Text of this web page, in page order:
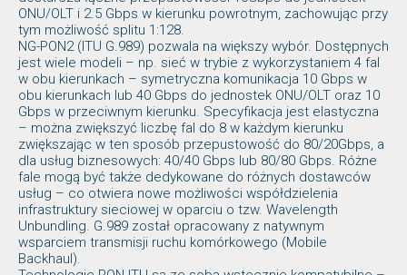
ONU/OLT i 2.5 Gbps w kierunku powrotnym, zachowując przy
tym możliwość splitu 1:128.
NG-PON2 (ITU G.989) pozwala na większy wybór. Dostępnych
jest wiele modeli – np. sieć w trybie z wykorzystaniem 4 fal
w obu kierunkach – symetryczna komunikacja 10 Gbps w
obu kierunkach lub 40 Gbps do jednostek ONU/OLT oraz 10
Gbps w przeciwnym kierunku. Specyfikacja jest elastyczna
– można zwiększyć liczbę fal do 8 w każdym kierunku
zwiększając w ten sposób przepustowość do 80/20Gbps, a
dla usług biznesowych: 40/40 Gbps lub 80/80 Gbps. Różne
fale mogą być także dedykowane do różnych dostawców
usług – co otwiera nowe możliwości współdzielenia
infrastruktury sieciowej w oparciu o tzw. Wavelength
Unbundling. G.989 został opracowany z natywnym
wsparciem transmisji ruchu komórkowego (Mobile
Backhaul).